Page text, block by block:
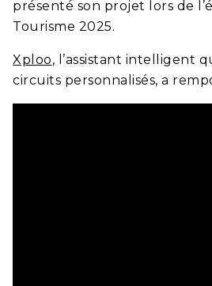
présenté son projet lors de
Tourisme 2025.
Xploo, l’assistant intelligent
circuits personnalisés, a